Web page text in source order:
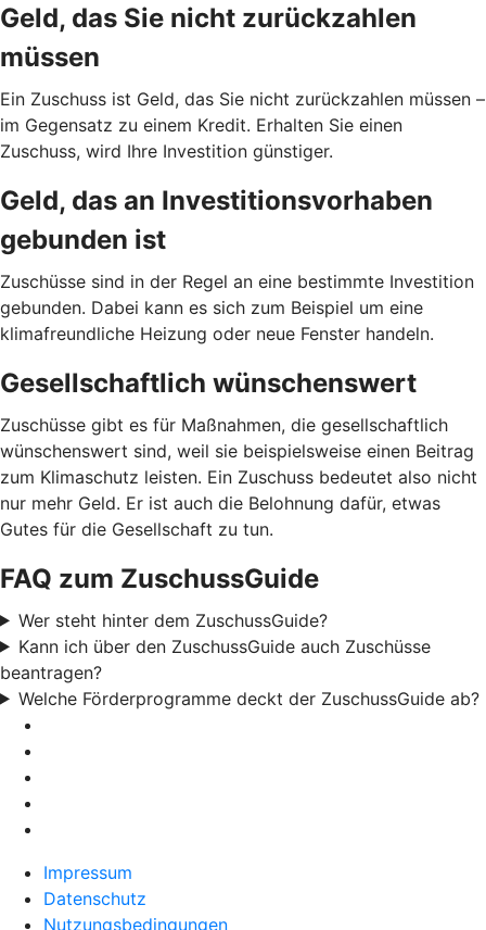
Geld, das Sie nicht zurückzahlen
müssen
Ein Zuschuss ist Geld, das Sie nicht zurückzahlen müssen –
im Gegensatz zu einem Kredit. Erhalten Sie einen
Zuschuss, wird Ihre Investition günstiger.
Geld, das an Investitionsvorhaben
gebunden ist
Zuschüsse sind in der Regel an eine bestimmte Investition
gebunden. Dabei kann es sich zum Beispiel um eine
klimafreundliche Heizung oder neue Fenster handeln.
Gesellschaftlich wünschenswert
Zuschüsse gibt es für Maßnahmen, die gesellschaftlich
wünschenswert sind, weil sie beispielsweise einen Beitrag
zum Klimaschutz leisten. Ein Zuschuss bedeutet also nicht
nur mehr Geld. Er ist auch die Belohnung dafür, etwas
Gutes für die Gesellschaft zu tun.
FAQ zum ZuschussGuide
Wer steht hinter dem ZuschussGuide?
Kann ich über den ZuschussGuide auch Zuschüsse
beantragen?
Welche Förderprogramme deckt der ZuschussGuide ab?
Impressum
Datenschutz
Nutzungsbedingungen